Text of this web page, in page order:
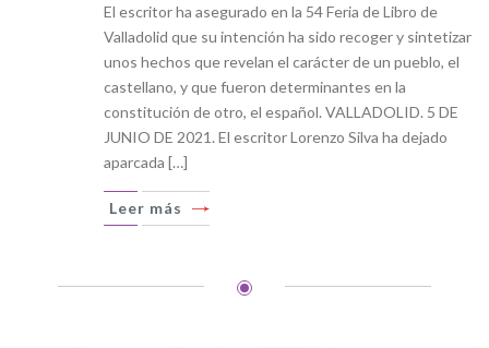
El escritor ha asegurado en la 54 Feria de Libro de
Valladolid que su intención ha sido recoger y sintetizar
unos hechos que revelan el carácter de un pueblo, el
castellano, y que fueron determinantes en la
constitución de otro, el español. VALLADOLID. 5 DE
JUNIO DE 2021. El escritor Lorenzo Silva ha dejado
aparcada […]
Leer más